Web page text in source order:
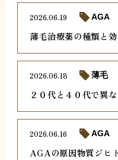
薄毛治療薬の種類と
2026.06.19 AGA
２０代と４０代で異
2026.06.18 薄毛
AGAの原因物質ジヒ
2026.06.16 AGA